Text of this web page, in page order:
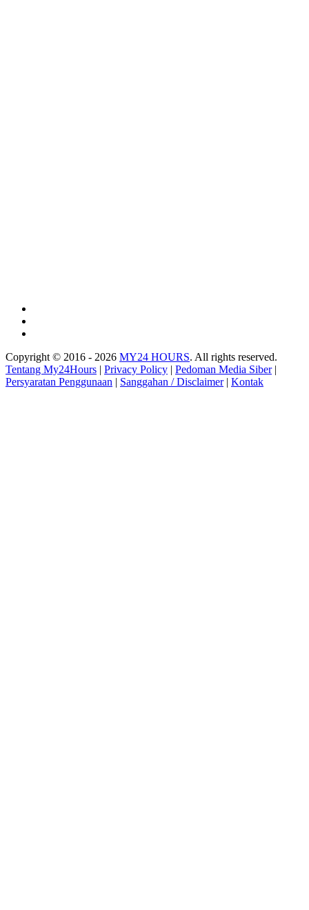
Copyright © 2016 - 2026 MY24 HOURS. All rights reserved.
Tentang My24Hours | Privacy Policy | Pedoman Media Siber|
Persyaratan Penggunaan | Sanggahan / Disclaimer| Kontak